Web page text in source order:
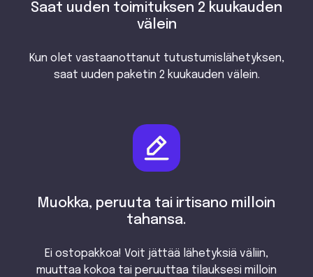
Saat uuden toimituksen 2 kuukauden
välein
Kun olet vastaanottanut tutustumislähetyksen,
saat uuden paketin 2 kuukauden välein.
Muokka, peruuta tai irtisano milloin
tahansa.
Ei ostopakkoa! Voit jättää lähetyksiä väliin,
muuttaa kokoa tai peruuttaa tilauksesi milloin